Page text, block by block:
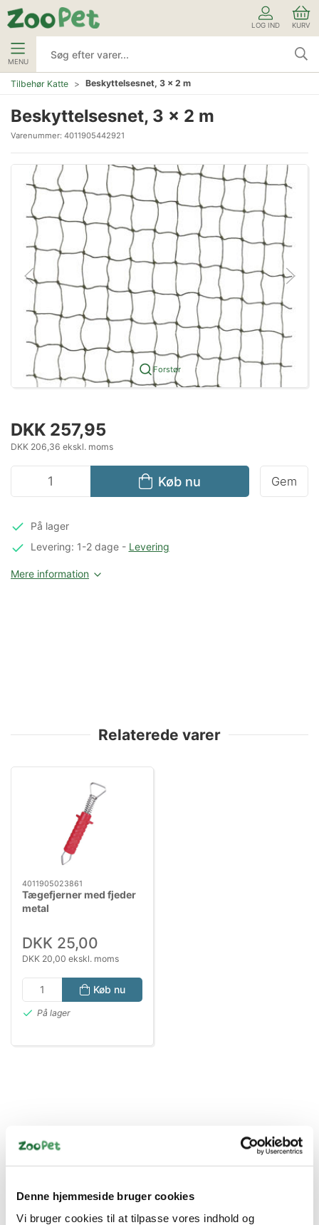
Denne hjemmeside bruger cookies
Vi bruger cookies til at tilpasse vores indhold og
LOG IND KURV
MENU
Tilbehør Katte Beskyttelsesnet, 3 x 2 m
Beskyttelsesnet, 3 x 2 m
Varenummer: 4011905442921
Forstør
DKK 257,95
DKK 206,36 ekskl. moms
Køb nu Gem
På lager
Levering: 1-2 dage- Levering
Mere information
Relaterede varer
4011905023861
Tægefjerner med fjeder
metal
DKK 25,00
DKK 20,00 ekskl. moms
Køb nu
På lager